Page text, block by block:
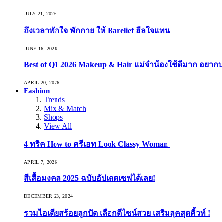
JULY 21, 2026
ถึงเวลาพักใจ พักกาย ให้ Barelief ฮีลใจแทน
JUNE 16, 2026
Best of Q1 2026 Makeup & Hair แม่จ๋าน้องใช้ดีมาก อยาก
APRIL 20, 2026
Fashion
Trends
Mix & Match
Shops
View All
4 ทริค How to ครีเอท Look Classy Woman
APRIL 7, 2026
สีเสื้อมงคล 2025 ฉบับอัปเดตเซฟได้เลย!
DECEMBER 23, 2024
รวมไอเดียสร้อยลูกปัด เลือกดีไซน์สวย เสริมลุคสุดคิ้วท์ !